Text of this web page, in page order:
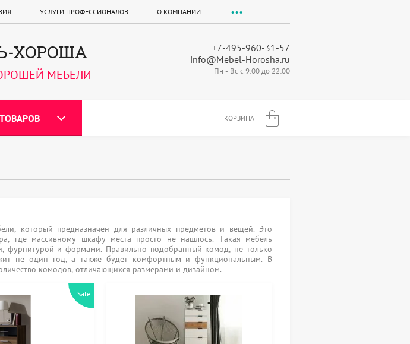
УСЛУГИ ПРОФЕССИОНАЛОВ О КОМПАНИИ
ХОРОША
МЕБЕЛИ
+7-495-960-31-57
info@Mebel-Horosha.ru
Пн - Вс с 9:00 до 22:00
КОРЗИНА
который предназначен для различных предметов и вещей. Это
где массивному шкафу места просто не нашлось. Такая мебель
фурнитурой и формами. Правильно подобранный комод, не только
не один год, а также будет комфортным и функциональным. В
комодов, отличающихся размерами и дизайном.
Sale